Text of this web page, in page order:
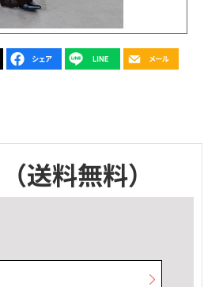
（送料無料）